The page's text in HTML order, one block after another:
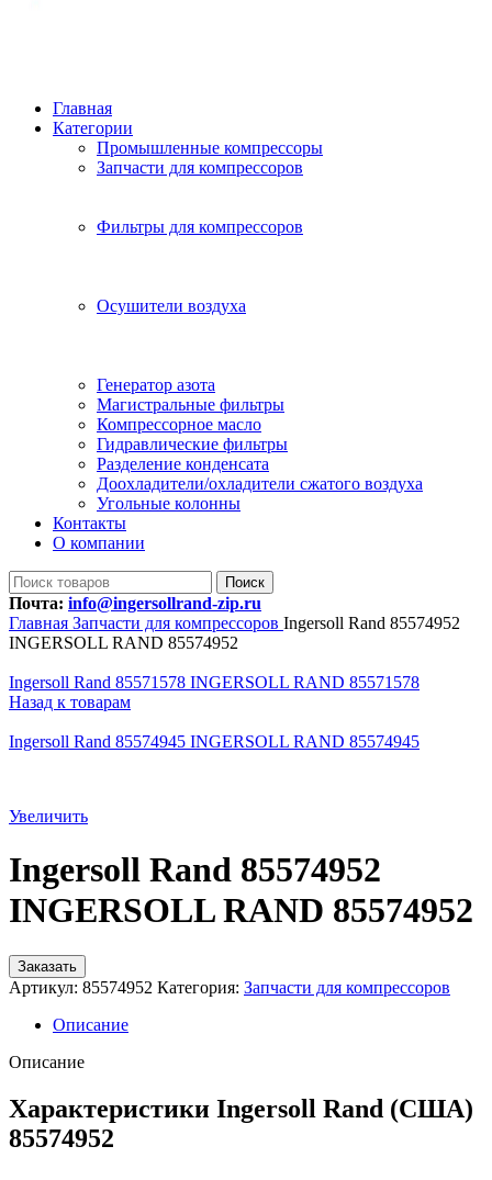
Главная
Категории
Промышленные компрессоры
Запчасти для компрессоров
Фильтры для компрессоров
Осушители воздуха
Генератор азота
Магистральные фильтры
Компрессорное масло
Гидравлические фильтры
Разделение конденсата
Доохладители/охладители сжатого воздуха
Угольные колонны
Контакты
О компании
Поиск
Почта: info@ingersollrand-zip.ru
Главная Запчасти для компрессоров Ingersoll Rand 85574952
INGERSOLL RAND 85574952
Ingersoll Rand 85571578 INGERSOLL RAND 85571578
Назад к товарам
Ingersoll Rand 85574945 INGERSOLL RAND 85574945
Увеличить
Ingersoll Rand 85574952
INGERSOLL RAND 85574952
Заказать
Артикул: 85574952 Категория: Запчасти для компрессоров
Описание
Описание
Характеристики Ingersoll Rand (США)
85574952